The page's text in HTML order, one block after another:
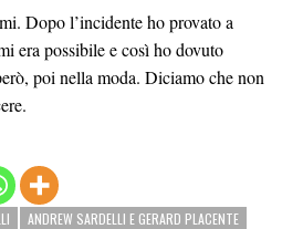
Dopo l’incidente ho provato a
era possibile e così ho dovuto
poi nella moda. Diciamo che non
ANDREW SARDELLI E GERARD PLACENTE